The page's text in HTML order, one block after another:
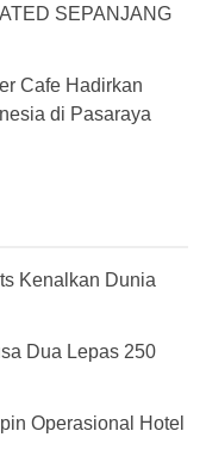
SEPANJANG
Cafe Hadirkan
di Pasaraya
Kenalkan Dunia
Dua Lepas 250
Operasional Hotel